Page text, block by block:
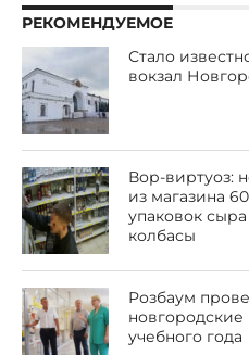
РЕКОМЕНДУЕМОЕ
Стало
вокзал
Вор-виртуоз:
из магазина
упаковок
колбасы
Розбаум
учебного года